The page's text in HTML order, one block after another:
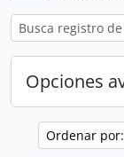
Opciones
Ordenar